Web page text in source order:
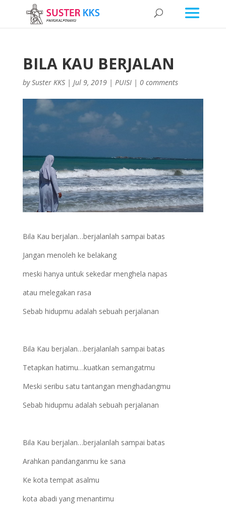
BILA KAU BERJALAN
bySuster KKS| Jul 9, 2019| PUISI| 0 comments
Bila Kau berjalan…berjalanlah sampai batas
Jangan menoleh ke belakang
meski hanya untuk sekedar menghela napas
atau melegakan rasa
Sebab hidupmu adalah sebuah perjalanan
Bila Kau berjalan…berjalanlah sampai batas
Tetapkan hatimu…kuatkan semangatmu
Meski seribu satu tantangan menghadangmu
Sebab hidupmu adalah sebuah perjalanan
Bila Kau berjalan…berjalanlah sampai batas
Arahkan pandanganmu ke sana
Ke kota tempat asalmu
kota abadi yang menantimu